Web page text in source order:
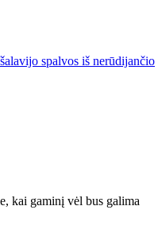
spalvos iš nerūdijančio
kai gaminį vėl bus galima